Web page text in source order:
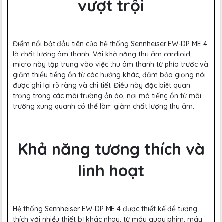
vượt trội
Điểm nổi bật đầu tiên của hệ thống Sennheiser EW-DP ME 4
là chất lượng âm thanh. Với khả năng thu âm cardioid,
micro này tập trung vào việc thu âm thanh từ phía trước và
giảm thiểu tiếng ồn từ các hướng khác, đảm bảo giọng nói
được ghi lại rõ ràng và chi tiết. Điều này đặc biệt quan
trọng trong các môi trường ồn ào, nơi mà tiếng ồn từ môi
trường xung quanh có thể làm giảm chất lượng thu âm.
Khả năng tương thích và
linh hoạt
Hệ thống Sennheiser EW-DP ME 4 được thiết kế để tương
thích với nhiều thiết bị khác nhau, từ máy quay phim, máy